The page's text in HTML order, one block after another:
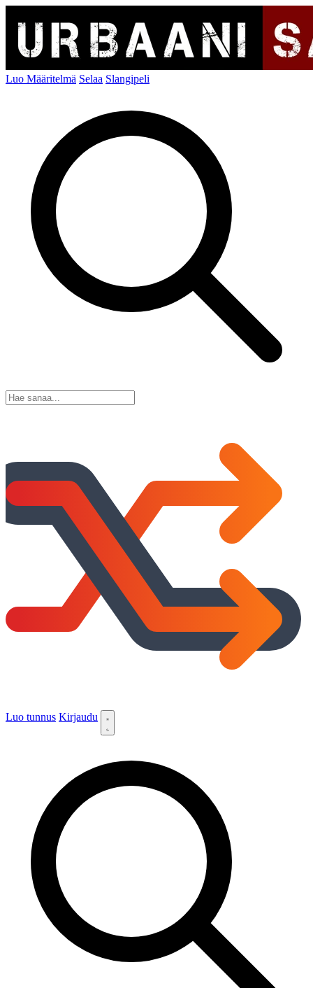
Luo Määritelmä Selaa Slangipeli
Luo tunnus Kirjaudu